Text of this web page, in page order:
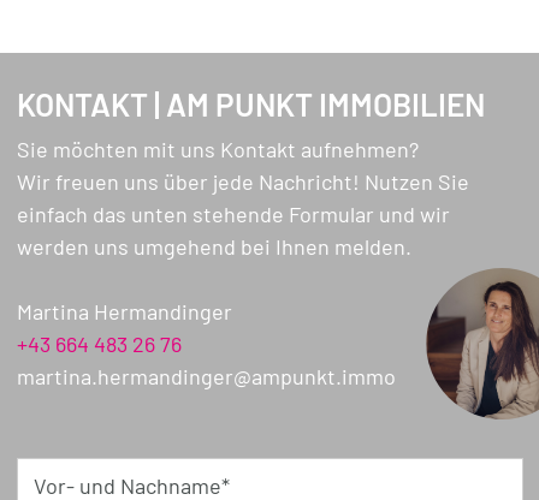
Sichern Sie sich diesen besonderen Platz am
andere Urlaub machen!
KONTAKT | AM PUNKT IMMOBILIEN
Sie möchten mit uns Kontakt aufnehmen?
Wir freuen uns über jede Nachricht! Nutzen Sie
einfach das unten stehende Formular und wir
werden uns umgehend bei Ihnen melden.
Martina Hermandinger
+43 664 483 26 76
martina.hermandinger@ampunkt.immo
Vor- und Nachname*